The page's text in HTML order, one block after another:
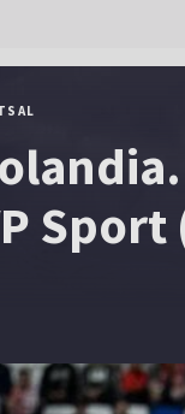
Sport